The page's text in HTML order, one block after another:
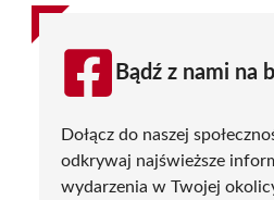
Bądź z nami na
Dołącz do naszej
odkrywaj najświeższe
wydarzenia w Twojej